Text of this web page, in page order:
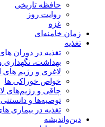
حافظه تاریخی
روایت روز
غزه
زمان خامنه‌ای
تغذیه
تغذیه در دوران
بهداشت، نگهداری
لاغری و رژیم
خواص خوراكی ها
چاقی و رژیم‌های
توصیه‌ها و
تغذیه در بیماری
دین‌واندیشه